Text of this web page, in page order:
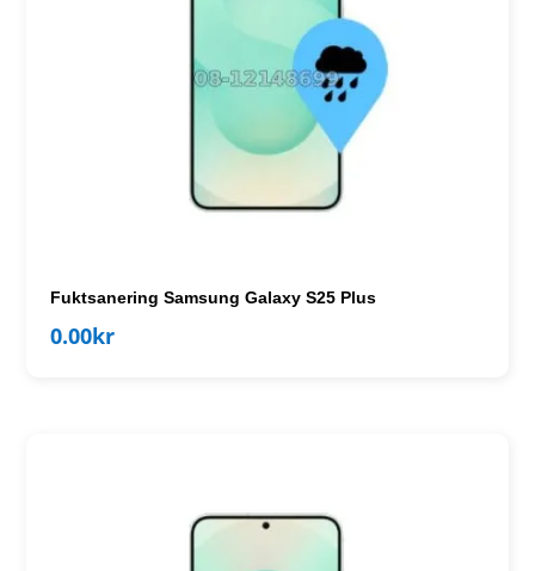
Fuktsanering Samsung Galaxy S25 Plus
0.00kr